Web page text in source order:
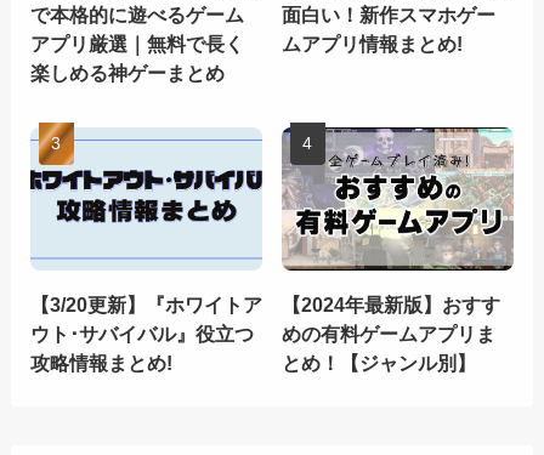
で本格的に遊べるゲーム
アプリ厳選｜無料で長く
楽しめる神ゲーまとめ
面白い！新作スマホゲー
ムアプリ情報まとめ!
【3/20更新】『ホワイトア
ウト･サバイバル』役立つ
攻略情報まとめ!
【2024年最新版】おすす
めの有料ゲームアプリま
とめ！【ジャンル別】